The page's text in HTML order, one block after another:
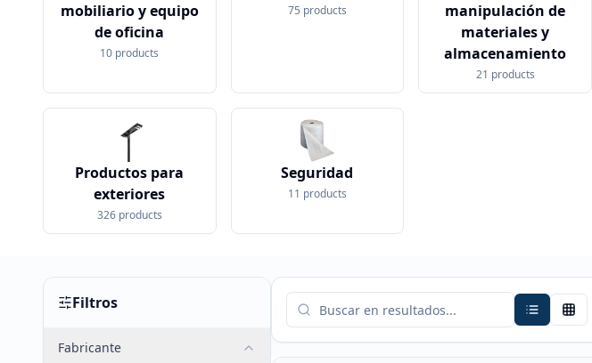
mobiliario y equipo
de oficina
10 products
75 products
manipulación de
materiales y
almacenamiento
21 products
Productos para
exteriores
326 products
Seguridad
11 products
Filtros
Fabricante